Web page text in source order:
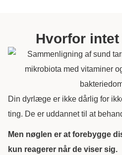
Hvorfor
Din dyrlæge er ikke dårlig for
ting. De er uddannet til at
Men nøglen er at forebygge
kun reagerer når de viser sig.